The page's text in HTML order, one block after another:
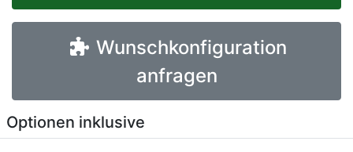
Wunschkonfiguration
anfragen
Optionen inklusive